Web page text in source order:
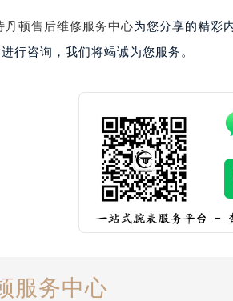
丹顿售后维修服务中心为您分享的精彩
行咨询，我们将竭诚为您服务。
服务中心